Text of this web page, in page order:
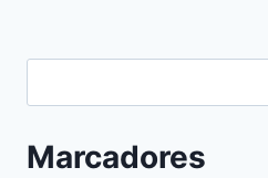
Marcadores